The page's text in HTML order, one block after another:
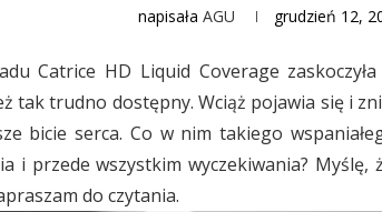
napisała AGU grudzień 12,
Catrice HD Liquid Coverage
tak trudno dostępny. Wciąż pojawia się i
bicie serca. Co w nim takiego
i przede wszystkim wyczekiwania? Myślę,
do czytania.